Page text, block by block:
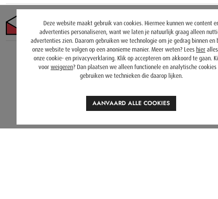
Deze website maakt gebruik van cookies. Hiermee kunnen we content
advertenties personaliseren, want we laten je natuurlijk graag alleen
advertenties zien. Daarom gebruiken we technologie om je gedrag binnen en
onze website te volgen op een anonieme manier. Meer weten? Lees hier
onze cookie- en privacyverklaring. Klik op accepteren om akkoord te gaan.
voor weigeren? Dan plaatsen we alleen functionele en analytische cookies
gebruiken we technieken die daarop lijken.
AANVAARD ALLE COOKIES